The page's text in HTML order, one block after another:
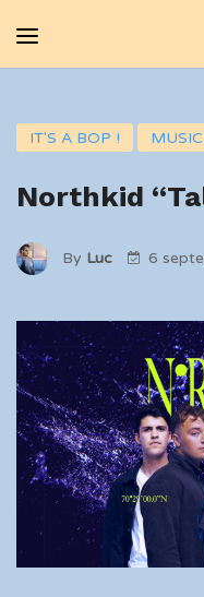
IT'S A BOP ! MUSIC
Northkid
By Luc 6